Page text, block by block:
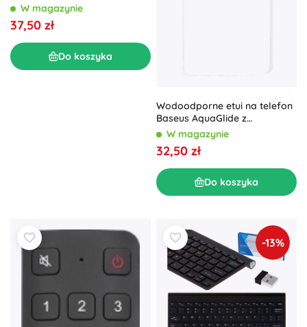
W magazynie
37,50 zł
Do koszyka
Wodoodporne etui na telefon
Baseus AquaGlide z
cylindryczną blokadą,
niebieskie
W magazynie
32,50 zł
Do koszyka
-13%